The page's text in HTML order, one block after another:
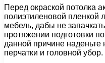
Перед окраской потолка
полиэтиленовой пленкой
мебель, дабы не
протяжении подготовки
данной причине
перчатки и головной убор.